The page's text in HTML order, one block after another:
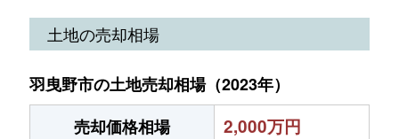
土地の売却相場
羽曳野市の土地売却相場（2023年）
売却価格相場
2,000万円